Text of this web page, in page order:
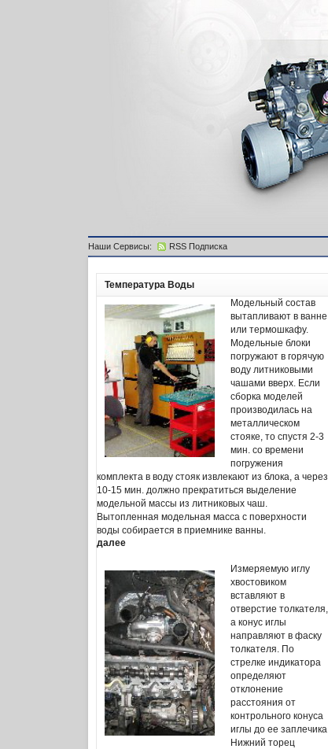
Наши Сервисы: RSS Подписка
Температура Воды
Модельный состав
вытапливают в ванне
или термошкафу.
Модельные блоки
погружают в горячую
воду литниковыми
чашами вверх. Если
сборка моделей
производилась на
металлическом
стояке, то спустя 2-3
мин. со времени
погружения
комплекта в воду стояк извлекают из блока, а через
10-15 мин. должно прекратиться выделение
модельной массы из литниковых чаш.
Вытопленная модельная масса с поверхности
воды собирается в приемнике ванны.
далее
Измеряемую иглу
хвостовиком
вставляют в
отверстие толкателя,
а конус иглы
направляют в фаску
толкателя. По
стрелке индикатора
определяют
отклонение
расстояния от
контрольного конуса
иглы до ее заплечика.
Нижний торец